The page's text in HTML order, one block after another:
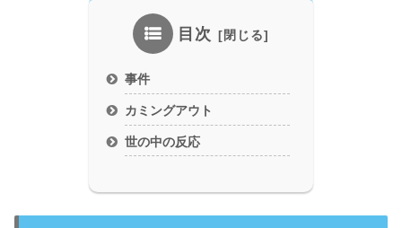
目次
事件
カミングアウト
世の中の反応